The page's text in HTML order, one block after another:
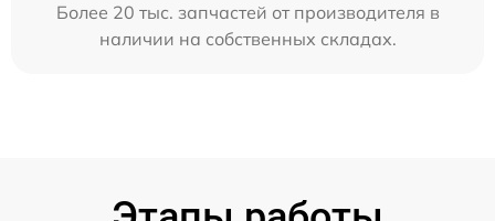
Более 20 тыс. запчастей от производителя в
наличии на собственных складах.